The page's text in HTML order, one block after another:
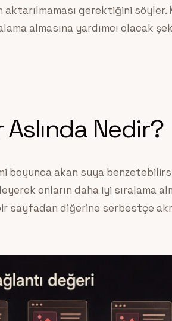
aktarılmaması gerektiğini söyler.
almasına yardımcı olacak
Nedir?
akan suya
onların daha iyi sıralama
sayfadan diğerine serbestçe